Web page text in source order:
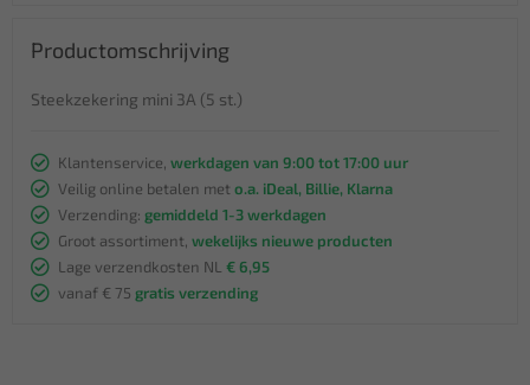
Productomschrijving
Steekzekering mini 3A (5 st.)
Klantenservice, werkdagen van 9:00 tot 17:00 uur
Veilig online betalen met o.a. iDeal, Billie, Klarna
Verzending: gemiddeld 1-3 werkdagen
Groot assortiment, wekelijks nieuwe producten
Lage verzendkosten NL € 6,95
vanaf € 75 gratis verzending